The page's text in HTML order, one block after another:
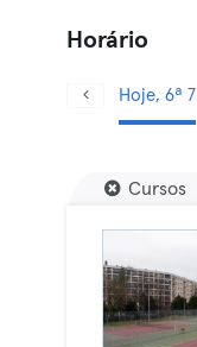
Horário
Hoje, 6ª 7
Cursos